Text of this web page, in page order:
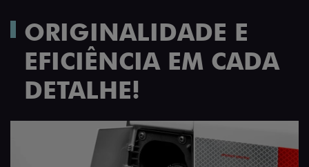
ORIGINALIDADE E
EFICIÊNCIA EM CADA
DETALHE!